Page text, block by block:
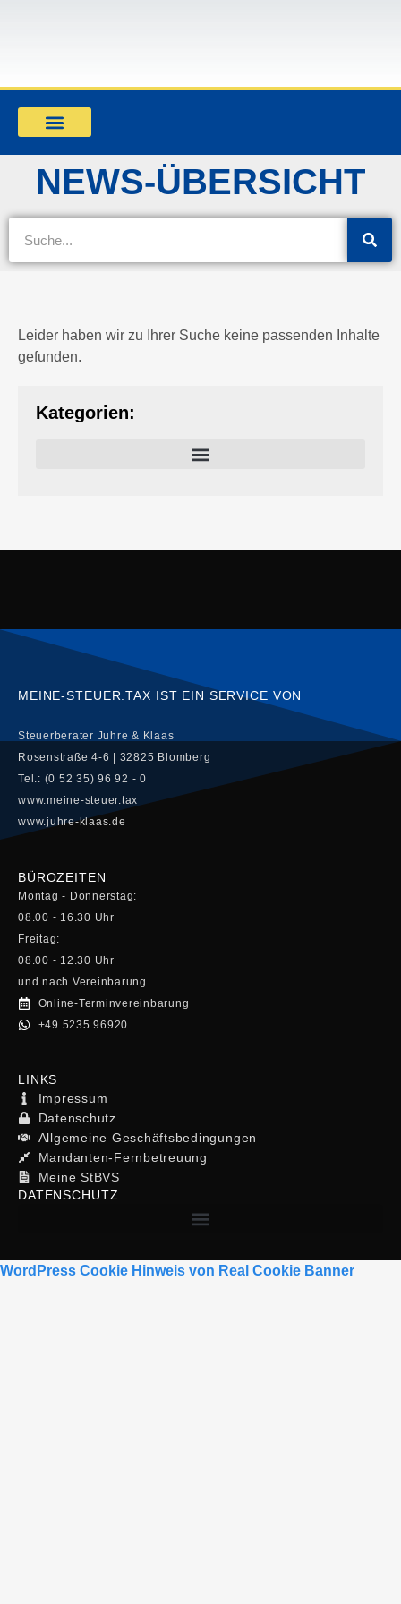
NEWS-ÜBERSICHT
Leider haben wir zu Ihrer Suche keine passenden Inhalte
gefunden.
Kategorien:
MEINE-STEUER.TAX IST EIN SERVICE VON
Steuerberater Juhre & Klaas
Rosenstraße 4-6 | 32825 Blomberg
Tel.: (0 52 35) 96 92 - 0
www.meine-steuer.tax
www.juhre-klaas.de
BÜROZEITEN
Montag - Donnerstag:
08.00 - 16.30 Uhr
Freitag:
08.00 - 12.30 Uhr
und nach Vereinbarung
Online-Terminvereinbarung
+49 5235 96920
LINKS
Impressum
Datenschutz
Allgemeine Geschäftsbedingungen
Mandanten-Fernbetreuung
Meine StBVS
DATENSCHUTZ
WordPress Cookie Hinweis von Real Cookie Banner